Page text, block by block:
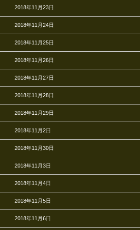
2018年11月23日
2018年11月24日
2018年11月25日
2018年11月26日
2018年11月27日
2018年11月28日
2018年11月29日
2018年11月2日
2018年11月30日
2018年11月3日
2018年11月4日
2018年11月5日
2018年11月6日